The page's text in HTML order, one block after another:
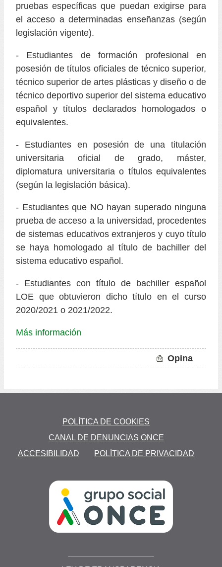
pruebas específicas que puedan exigirse para
el acceso a determinadas enseñanzas (según
legislación vigente).
- Estudiantes de formación profesional en
posesión de títulos oficiales de técnico superior,
técnico superior de artes plásticas y diseño o de
técnico deportivo superior del sistema educativo
español y títulos declarados homologados o
equivalentes.
- Estudiantes en posesión de una titulación
universitaria oficial de grado, máster,
diplomatura universitaria o títulos equivalentes
(según la legislación básica).
- Estudiantes que NO hayan superado ninguna
prueba de acceso a la universidad, procedentes
de sistemas educativos extranjeros y cuyo título
se haya homologado al título de bachiller del
sistema educativo español.
- Estudiantes con título de bachiller español
LOE que obtuvieron dicho título en el curso
2020/2021 o 2021/2022.
Más información
Opina
POLÍTICA DE COOKIES
CANAL DE DENUNCIAS ONCE
ACCESIBILIDAD
POLÍTICA DE PRIVACIDAD